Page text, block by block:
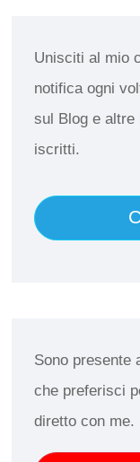
Unisciti al mio
notifica ogni
sul Blog e altre
iscritti.
Sono presente
che preferisci
diretto con me.